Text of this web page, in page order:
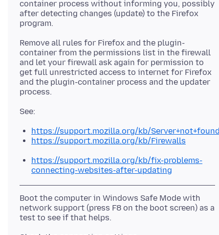
container process without informing you, possibly
after detecting changes (update) to the Firefox
Remove all rules for Firefox and the plugin-
container from the permissions list in the firewall
and let your firewall ask again for permission to
get full unrestricted access to internet for Firefox
and the plugin-container process and the updater
https://support.mozilla.org/kb/
https://support.mozilla.org/kb/Firewalls
https://support.mozilla.org/kb/fix-problems-
connecting-websites-after-updating
Boot the computer in Windows Safe Mode with
network support (press F8 on the boot screen) as a